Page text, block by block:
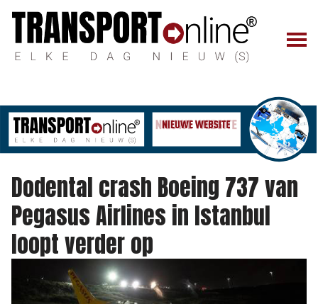
Dodental crash Boeing 737 van
Pegasus Airlines in Istanbul
loopt verder op